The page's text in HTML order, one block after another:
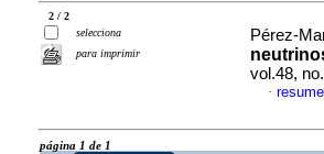
2 / 2
selecciona
para imprimir
Pérez-
vol.48,
·
página 1 de 1